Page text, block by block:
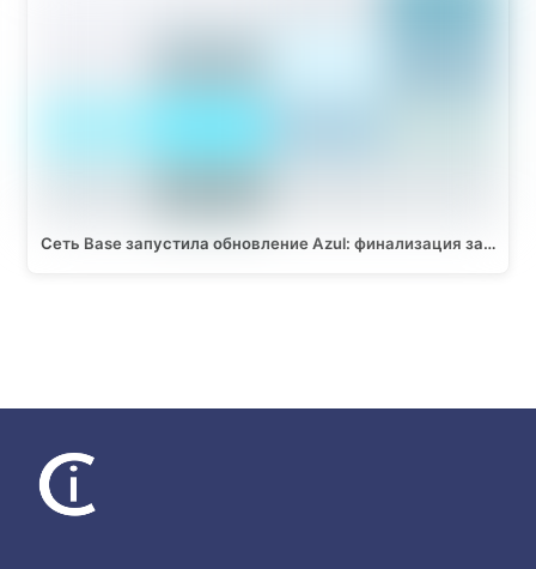
Сеть Base запустила обновление Azul: финализация за…